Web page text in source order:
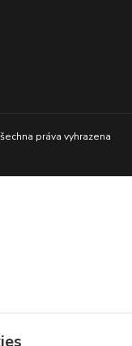
práva vyhrazena